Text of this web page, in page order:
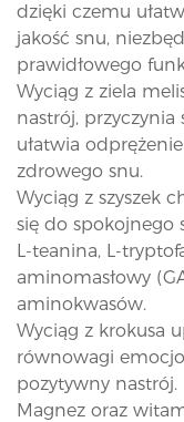
dzięki czemu
jakość snu,
prawidłowego
Wyciąg z ziela
nastrój, przyczynia
ułatwia
zdrowego snu.
Wyciąg z szyszek
się do spokojnego
L-teanina, L-
aminomasłowy
aminokwasów.
Wyciąg z krokusa
równowagi
pozytywny nastrój.
Magnez oraz